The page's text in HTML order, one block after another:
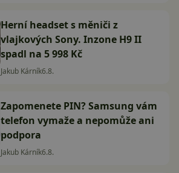
Herní headset s měniči z
vlajkových Sony. Inzone H9 II
spadl na 5 998 Kč
Jakub Kárník6.8.
Zapomenete PIN? Samsung vám
telefon vymaže a nepomůže ani
podpora
Jakub Kárník6.8.